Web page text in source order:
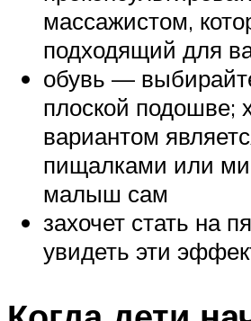
массажистом,
подходящий для
обувь —
плоской подошве;
вариантом
пищалками или
малыш сам
захочет стать на
увидеть эти